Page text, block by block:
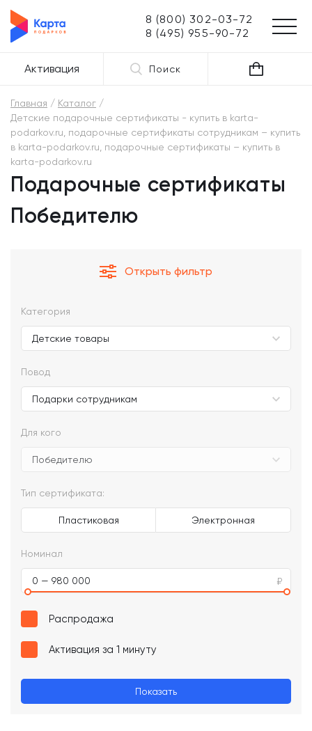
8 (800) 302-03-72
8 (495) 955-90-72
Активация Поиск
Главная
Каталог
Детские подарочные сертификаты - купить в karta-
podarkov.ru, подарочные сертификаты сотрудникам – купить
в karta-podarkov.ru, подарочные сертификаты – купить в
karta-podarkov.ru
Подарочные сертификаты
Победителю
Открыть фильтр
Категория
Повод
Для кого
Тип сертификата:
Пластиковая Электронная
Номинал
0 — 980 000
Распродажа
Активация за 1 минуту
Показать